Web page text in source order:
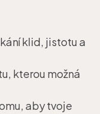
klid, jistotu a
kterou možná
aby tvoje